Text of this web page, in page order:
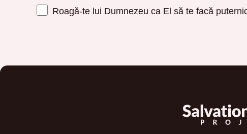
Roagă-te lui Dumnezeu ca El să te facă